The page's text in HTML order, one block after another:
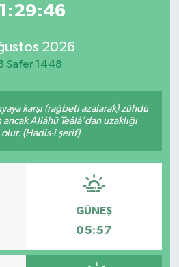
2026
Safer 1448
karşı (rağbeti azalarak) zühdü
Allâhü Teâlâ'dan uzaklığı
olur. (Hadis-i şerif)
GÜNEŞ
05:57